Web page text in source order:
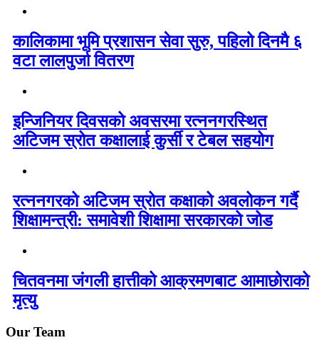
कालिकामा भूमि प्रशासन सेवा सुरु, पहिलो दिनमै ६
वटा लालपुर्जा वितरण
इन्जिनियर दिवसको अवसरमा रत्ननगरस्थित
अटिजम स्रोत कक्षालाई कुर्सी र टेबल सहयोग
रत्ननगरको अटिजम स्रोत कक्षाको अवलोकन गर्दै
शिक्षामन्त्री: समावेशी शिक्षामा सरकारको जोड
चितवनमा जंगली हात्तीको आक्रमणबाट आमाछोराको
मृत्यु
Our Team